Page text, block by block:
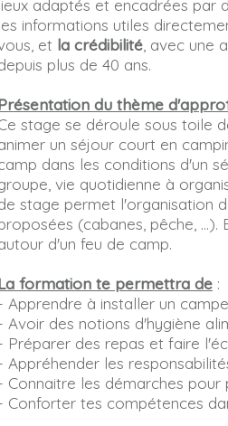
lieux adaptés et encadrées par
les informations utiles
et la crédibilité , avec
plus de 40 ans.
du thème
stage se déroule sous toile
un séjour court en
dans les conditions d'un
vie quotidienne à
stage permet l'organisation
(cabanes, pêche,
d'un feu de camp.
formation te permettra de :
Apprendre à installer un
Avoir des notions d'hygiène
Préparer des repas et faire
Appréhender les
Connaitre les démarches pour
Conforter tes compétences